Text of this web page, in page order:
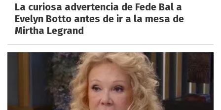
La curiosa advertencia de Fede Bal a
Evelyn Botto antes de ir a la mesa de
Mirtha Legrand